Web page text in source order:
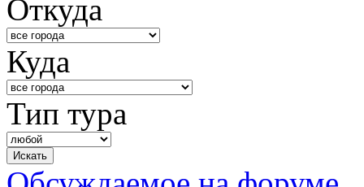
Откуда
Куда
Тип тура